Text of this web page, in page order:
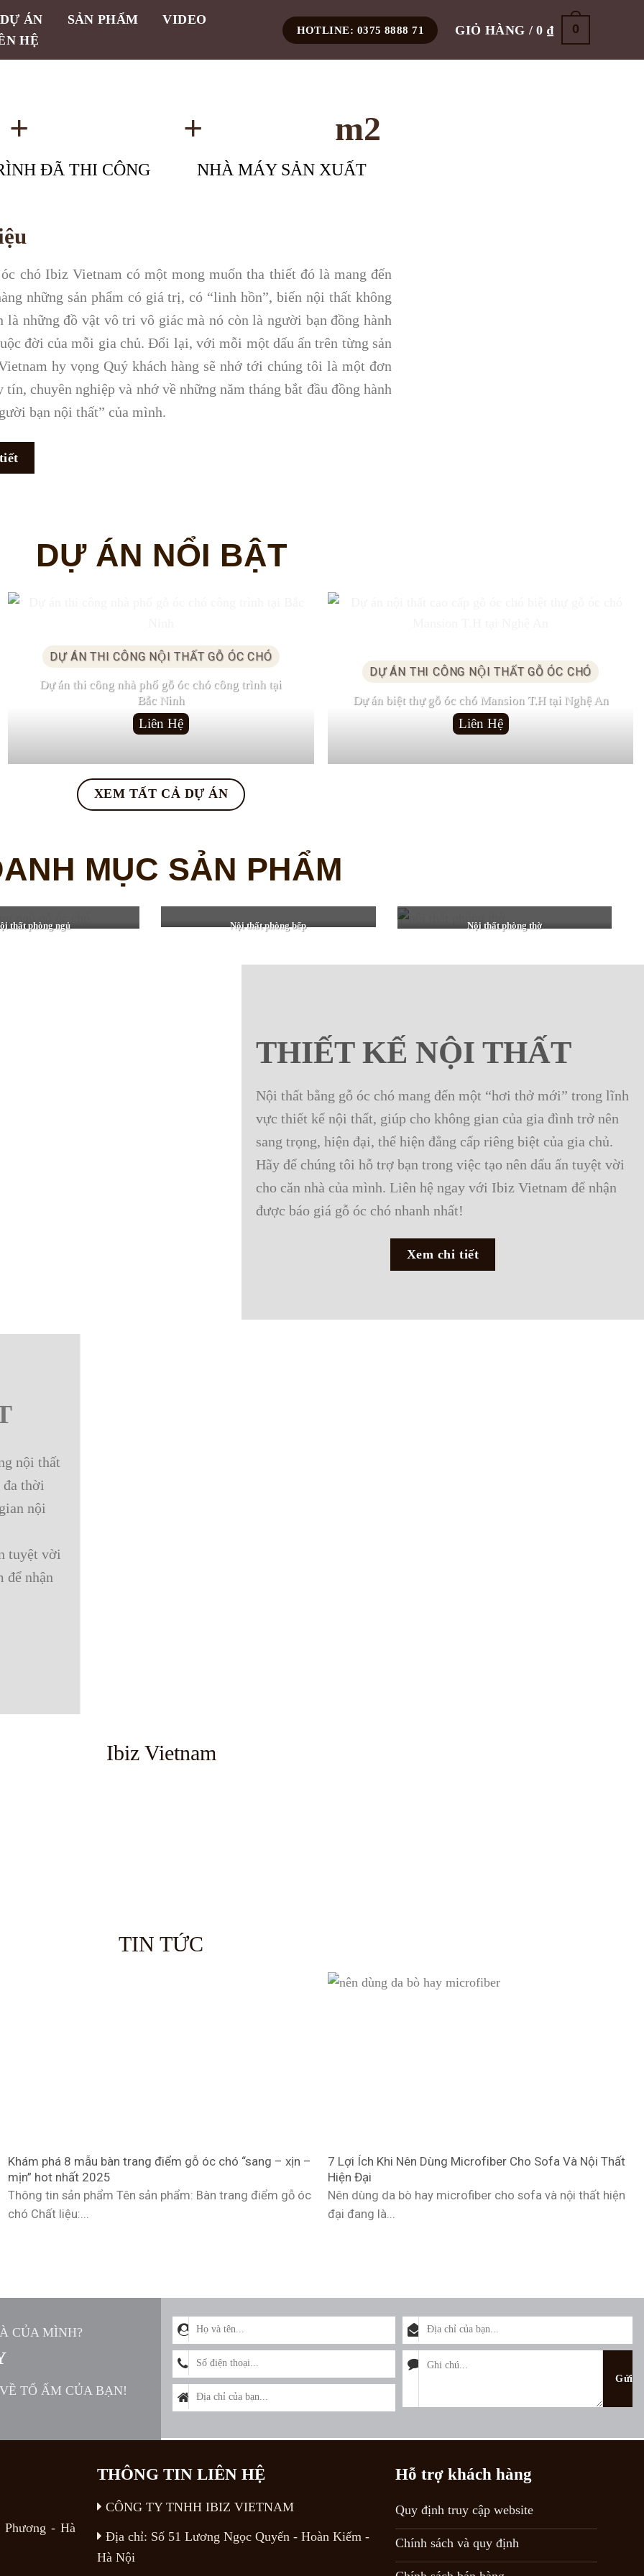
DỰ ÁN SẢN PHẨM
VIDEO
HỆ
HOTLINE: 0375 8888 71 GIỎ HÀNG /0₫ 0
+
ĐÃ THI CÔNG
+ m2
NHÀ MÁY SẢN XUẤT
chó Ibiz Vietnam có một mong muốn tha thiết đó là mang đến
những sản phẩm có giá trị, có “linh hồn”, biến nội thất không
là những đồ vật vô tri vô giác mà nó còn là người bạn đồng hành
đời của mỗi gia chủ. Đổi lại, với mỗi một dấu ấn trên từng sản
hy vọng Quý khách hàng sẽ nhớ tới chúng tôi là một đơn
chuyên nghiệp và nhớ về những năm tháng bắt đầu đồng hành
bạn nội thất” của mình.
DỰ ÁN NỔI BẬT
DỰ ÁN THI CÔNG NỘI THẤT GỖ ÓC CHÓ
Dự án thi công nhà phố gỗ óc chó công trình tại
Bắc Ninh
Liên Hệ
DỰ ÁN THI CÔNG NỘI THẤT GỖ ÓC CHÓ
Dự án biệt thự gỗ óc chó Mansion T.H tại Nghệ An
Liên Hệ
XEM TẤT CẢ DỰ ÁN
MỤC SẢN PHẨM
thất phòng ngủ Nội thất phòng bếp Nội thất phòng thờ
THIẾT KẾ NỘI THẤT
Nội thất bằng gỗ óc chó mang đến một “hơi thở mới” trong lĩnh
vực thiết kế nội thất, giúp cho không gian của gia đình trở nên
sang trọng, hiện đại, thể hiện đẳng cấp riêng biệt của gia chủ.
Hãy để chúng tôi hỗ trợ bạn trong việc tạo nên dấu ấn tuyệt vời
cho căn nhà của mình. Liên hệ ngay với Ibiz Vietnam để nhận
được báo giá gỗ óc chó nhanh nhất!
Xem chi tiết
nội thất
thời
nội
tuyệt vời
để nhận
Ibiz Vietnam
TIN TỨC
Khám phá 8 mẫu bàn trang điểm gỗ óc chó “sang – xịn –
mịn” hot nhất 2025
Thông tin sản phẩm Tên sản phẩm: Bàn trang điểm gỗ óc
chó Chất liệu:...
7 Lợi Ích Khi Nên Dùng Microfiber Cho Sofa Và Nội Thất
Hiện Đại
Nên dùng da bò hay microfiber cho sofa và nội thất hiện
đại đang là...
CỦA MÌNH?
TỔ ẤM CỦA BẠN!
Phương - Hà
THÔNG TIN LIÊN HỆ
CÔNG TY TNHH IBIZ VIETNAM
Địa chỉ: Số 51 Lương Ngọc Quyến - Hoàn Kiếm -
Hà Nội
Hỗ trợ khách hàng
Quy định truy cập website
Chính sách và quy định